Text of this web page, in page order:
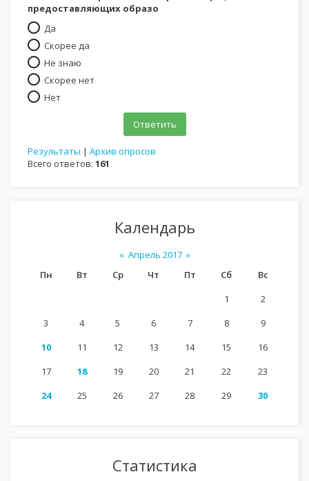
предоставляющих образо
Да
Скорее да
Не знаю
Скорее нет
Нет
Результаты | Архив опросов
Всего ответов: 161
Календарь
« Апрель 2017 »
Пн
Вт Ср Чт Пт Сб
Вс
1
2
3
4 5 6 7 8
9
10
11 12 13 14 15
16
17
18 19 20 21 22
23
24
25 26 27 28 29 30
Статистика